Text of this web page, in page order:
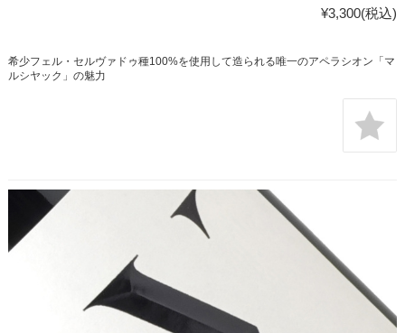
¥3,300(税込)
希少フェル・セルヴァドゥ種100%を使用して造られる唯一のアペラシオン「マ
ルシヤック」の魅力